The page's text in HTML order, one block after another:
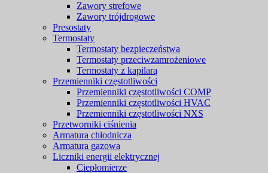
Zawory strefowe
Zawory trójdrogowe
Presostaty
Termostaty
Termostaty bezpieczeństwa
Termostaty przeciwzamrożeniowe
Termostaty z kapilarą
Przemienniki częstotliwości
Przemienniki częstotliwości COMP
Przemienniki częstotliwości HVAC
Przemienniki częstotliwości NXS
Przetworniki ciśnienia
Armatura chłodnicza
Armatura gazowa
Liczniki energii elektrycznej
Ciepłomierze